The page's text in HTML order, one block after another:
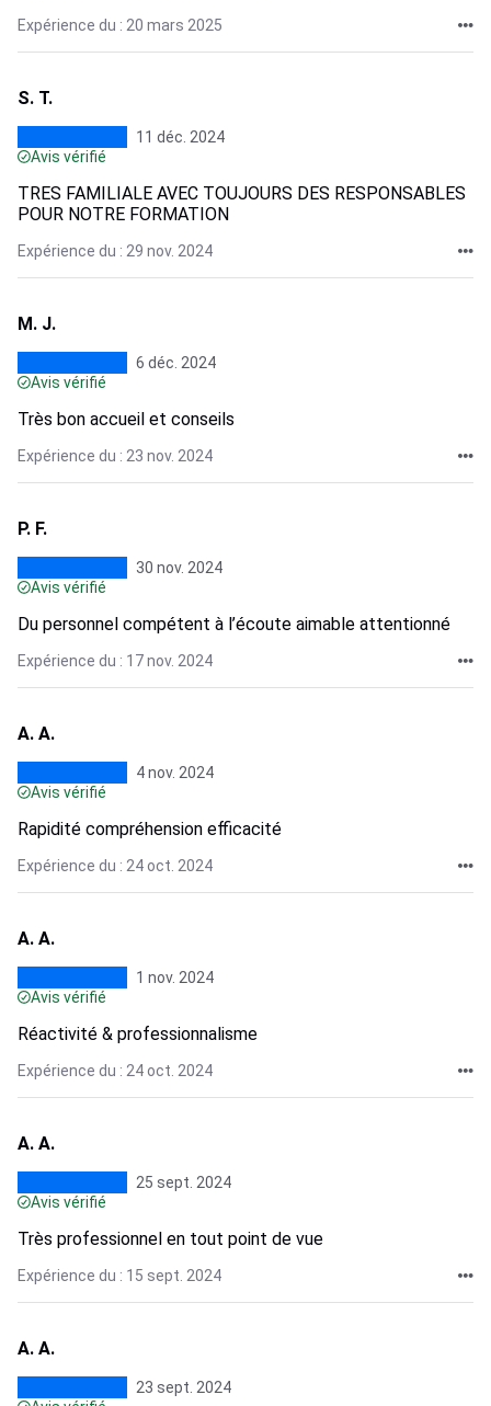
Expérience du : 20 mars 2025
S. T.
11 déc. 2024
Avis vérifié
TRES FAMILIALE AVEC TOUJOURS DES RESPONSABLES
POUR NOTRE FORMATION
Expérience du : 29 nov. 2024
M. J.
6 déc. 2024
Avis vérifié
Très bon accueil et conseils
Expérience du : 23 nov. 2024
P. F.
30 nov. 2024
Avis vérifié
Du personnel compétent à l’écoute aimable attentionné
Expérience du : 17 nov. 2024
A. A.
4 nov. 2024
Avis vérifié
Rapidité compréhension efficacité
Expérience du : 24 oct. 2024
A. A.
1 nov. 2024
Avis vérifié
Réactivité & professionnalisme
Expérience du : 24 oct. 2024
A. A.
25 sept. 2024
Avis vérifié
Très professionnel en tout point de vue
Expérience du : 15 sept. 2024
A. A.
23 sept. 2024